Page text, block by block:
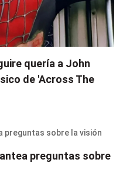
quería a John
de 'Across The
preguntas sobre